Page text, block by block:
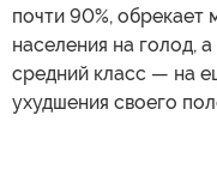
почти 90%, обрекает
населения на голод,
средний класс — на
ухудшения своего